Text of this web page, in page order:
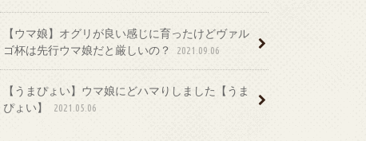
【ウマ娘】オグリが良い感じに育ったけどヴァル
ゴ杯は先行ウマ娘だと厳しいの？
2021.09.06
【うまぴょい】ウマ娘にどハマりしました【うま
ぴょい】
2021.05.06